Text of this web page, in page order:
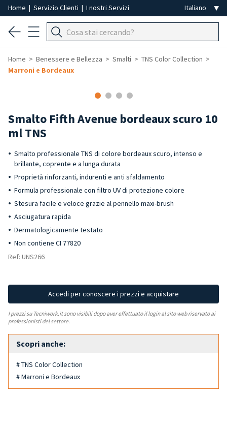
Home | Servizio Clienti | I nostri Servizi
Home Benessere e Bellezza Smalti
TNS Color Collection
Marroni e Bordeaux
Smalto Fifth Avenue bordeaux scuro 10
ml TNS
Smalto professionale TNS di colore bordeaux scuro, intenso e
brillante, coprente e a lunga durata
Proprietà rinforzanti, indurenti e anti sfaldamento
Formula professionale con filtro UV di protezione colore
Stesura facile e veloce grazie al pennello maxi-brush
Asciugatura rapida
Dermatologicamente testato
Non contiene CI 77820
Ref: UNS266
Accedi per conoscere i prezzi e acquistare
I prezzi su Tecniwork.it sono visibili dopo aver effettuato il login al sito web riservato ai
professionisti del settore.
Scopri anche:
# TNS Color Collection
# Marroni e Bordeaux